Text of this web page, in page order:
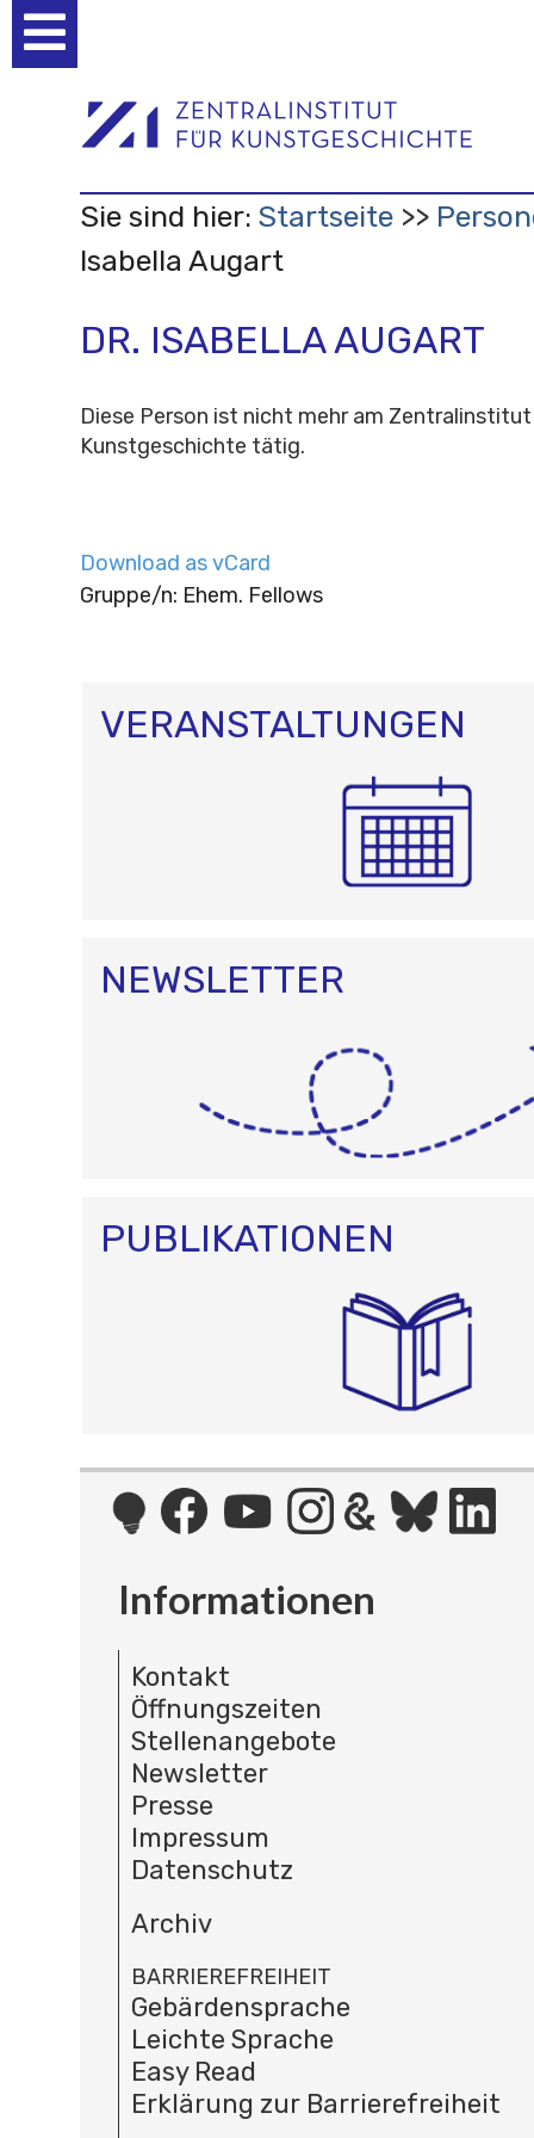
Werkzeuge
Sie sind hier: Startseite
Isabella Augart
DR. ISABELLA AUGART
Diese Person ist nicht mehr am
Kunstgeschichte tätig.
Download as vCard
Gruppe/n: Ehem. Fellows
VERANSTALTUNGEN
NEWSLETTER
PUBLIKATIONEN
Informationen
Kontakt
Öffnungszeiten
Stellenangebote
Newsletter
Presse
Impressum
Datenschutz
Archiv
BARRIEREFREIHEIT
Gebärdensprache
Leichte Sprache
Easy Read
Erklärung zur Barrierefreiheit